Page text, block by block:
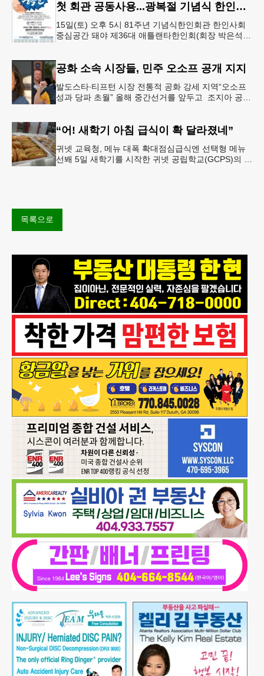
첫 회관 공동사용...광복절 기념식 한인회관서
15일(토) 오후 5시 81주년 기념식한인회관 한인사회
중심공간 돼야 제36대 애틀랜타한인회(회장 박은석·
공화 소속 시장들, 민주 오소프 공개 지지
발도스타∙티프턴 시장 전통적 공화 강세 지역“오소프
성과 당파 초월” 올해 중간선거를 앞두고 조지아 공화
“어! 새학기 아침 급식이 확 달라졌네”
귀넷 교육청, 메뉴 대폭 확대점심급식엔 선택형 메뉴
선봬 5일 새학기를 시작한 귀넷 공립학교(GCPS)의 급
목록으로